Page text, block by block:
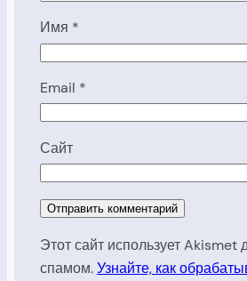
Имя *
Email *
Сайт
Этот сайт использует Akismet
спамом.Узнайте, как